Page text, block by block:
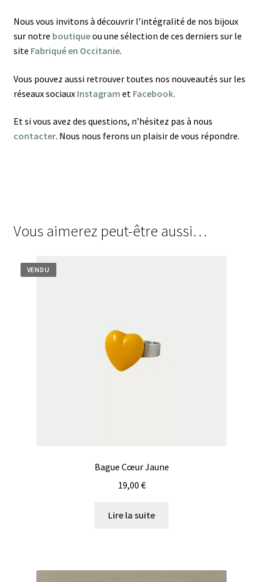
Nous vous invitons à découvrir l’intégralité de nos bijoux
sur notre boutiqueou une sélection de ces derniers sur le
site Fabriqué en Occitanie.
Vous pouvez aussi retrouver toutes nos nouveautés sur les
réseaux sociaux Instagram et Facebook.
Et si vous avez des questions, n’hésitez pas à nous
contacter. Nous nous ferons un plaisir de vous répondre.
Vous aimerez peut-être aussi…
VENDU
Bague Cœur Jaune
19,00 €
Lire la suite